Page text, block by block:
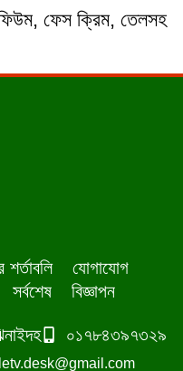
ফেস ক্রিম, তেলসহ
শর্তাবলি
যোগাযোগ
সর্বশেষ বিজ্ঞাপন
০১৭৮৪৩৯৭৩২৯